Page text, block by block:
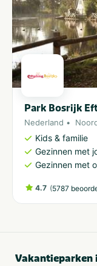
Park Bosrijk
Nederland
Kids & familie
Gezinnen met
Gezinnen met
4.7 (5787
Vakantieparken